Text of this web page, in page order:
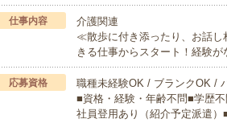
仕事内容
介護関連
≪散歩に付き添ったり、お話
きる仕事からスタート！経験
応募資格
職種未経験OK / ブランクOK /
■資格・経験・年齢不問■学歴
社員登用あり（紹介予定派遣